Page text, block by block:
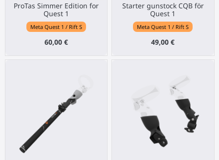
ProTas Simmer Edition for
Quest 1
Meta Quest 1 / Rift S
60,00 €
Starter gunstock CQB för
Quest 1
Meta Quest 1 / Rift S
49,00 €